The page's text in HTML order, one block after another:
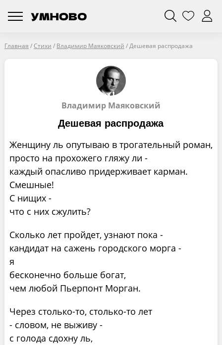
Главная /Стихи / Владимир Маяковский /Дешевая распродажа
Владимир Маяковский
Дешевая распродажа
Женщину ль опутываю в трогательный роман,
просто на прохожего гляжу ли -
каждый опасливо придерживает карман.
Смешные!
С нищих -
что с них сжулить?
Сколько лет пройдет, узнают пока -
кандидат на сажень городского морга -
я
бесконечно больше богат,
чем любой Пьерпонт Морган.
Через столько-то, столько-то лет
- словом, не выживу -
с голода сдохну ль,